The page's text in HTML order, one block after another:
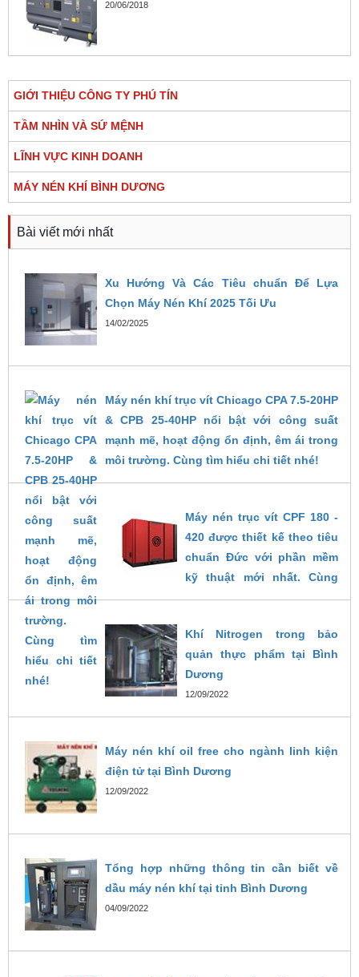
20/06/2018
GIỚI THIỆU CÔNG TY PHÚ TÍN
TẦM NHÌN VÀ SỨ MỆNH
LĨNH VỰC KINH DOANH
MÁY NÉN KHÍ BÌNH DƯƠNG
Bài viết mới nhất
Xu Hướng Và Các Tiêu chuẩn Để Lựa
Chọn Máy Nén Khí 2025 Tối Ưu
14/02/2025
Máy nén khí trục vít Chicago CPA 7.5-20HP
& CPB 25-40HP nổi bật với công suất
mạnh mẽ, hoạt động ổn định, êm ái trong
môi trường. Cùng tìm hiểu chi tiết nhé!
Máy nén trục vít CPF 180 -
420 được thiết kế theo tiêu
chuẩn Đức với phần mềm
kỹ thuật mới nhất. Cùng
khám phá chi tiết về máy
26/10/2024
Khí Nitrogen trong bảo
quản thực phẩm tại Bình
Dương
12/09/2022
Máy nén khí oil free cho ngành linh kiện
điện tử tại Bình Dương
12/09/2022
Tổng hợp những thông tin cần biết về
dầu máy nén khí tại tỉnh Bình Dương
04/09/2022